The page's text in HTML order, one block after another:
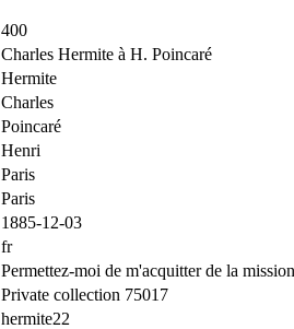
400
Charles Hermite à H. Poincaré
Hermite
Charles
Poincaré
Henri
Paris
Paris
1885-12-03
fr
Permettez-moi de m'acquitter de la
Private collection 75017
hermite22